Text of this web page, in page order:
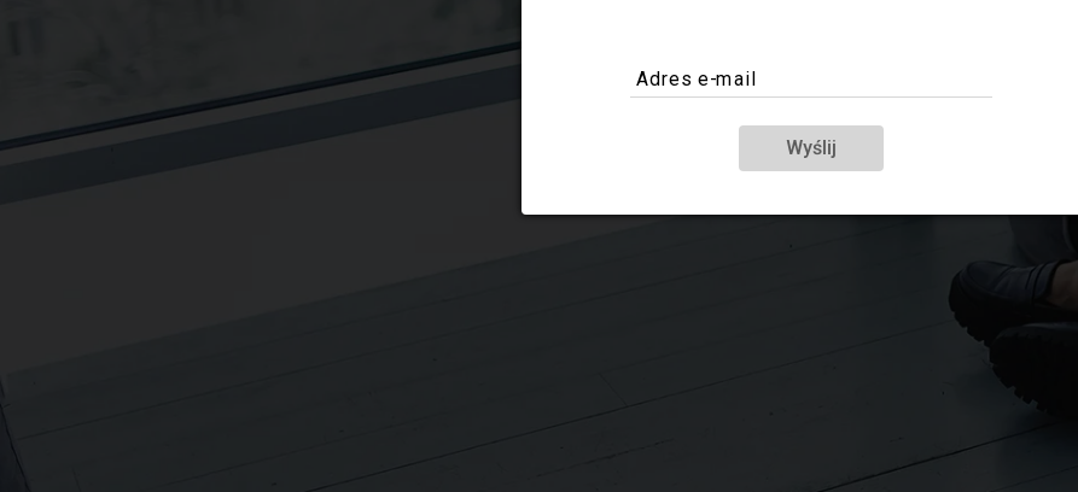
Adres e-mail
Wyślij